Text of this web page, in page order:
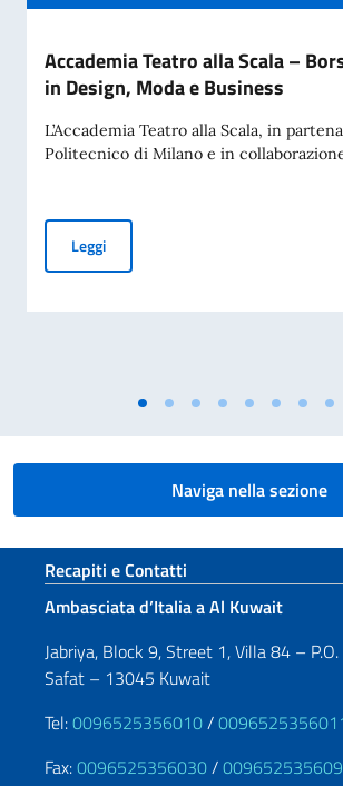
Accademia Teatro alla Scala –
in Design, Moda e Business
L’Accademia Teatro alla Scala, in
Politecnico di Milano e in
LeggiAccademia Teatro alla Scala –
Naviga nella sezione
Sezione footer
Recapiti e Contatti
Ambasciata d’Italia a Al Kuwait
Jabriya, Block 9, Street 1, Villa 84 –
Safat – 13045 Kuwait
Tel:0096525356010/
Fax:0096525356030/